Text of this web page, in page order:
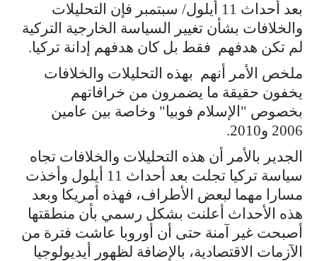
بعد أحداث 11 أيلول/ سبتمبر فإن التحليلات
والخلافات بشأن تغيير السياسة الخارجية التركية
لم تكن هدفهم فقط بل كان هدفهم إدانة تركيا.
ملخص الأمر أنهم بهذه التحليلات والخلافات
يخفون حقيقة ما يضمرون من خرافاتهم
بخصوص "الإسلام فوبيا" وخاصة بين عامين
2006 و2010.
الجدير بالأمر أن هذه التحليلات والخلافات تجاه
سياسة تركيا تجلت بعد أحداث 11 أيلول وأخذت
مسارا مهما لبعض الأطراف، فهذه أمريكا وبعد
هذه الأحداث أعلنت بشكل رسمي بأن منطقتها
أصبحت غير آمنة حتى أن أوروبا عاشت فترة من
الآزمات الاقتصادية، بالإضافة لظهور أيديولوجيا